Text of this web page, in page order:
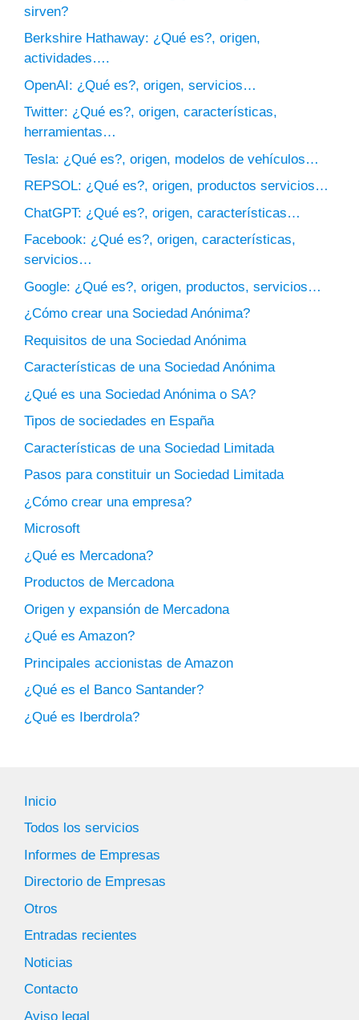
sirven?
Berkshire Hathaway: ¿Qué es?, origen,
actividades….
OpenAI: ¿Qué es?, origen, servicios…
Twitter: ¿Qué es?, origen, características,
herramientas…
Tesla: ¿Qué es?, origen, modelos de vehículos…
REPSOL: ¿Qué es?, origen, productos servicios…
ChatGPT: ¿Qué es?, origen, características…
Facebook: ¿Qué es?, origen, características,
servicios…
Google: ¿Qué es?, origen, productos, servicios…
¿Cómo crear una Sociedad Anónima?
Requisitos de una Sociedad Anónima
Características de una Sociedad Anónima
¿Qué es una Sociedad Anónima o SA?
Tipos de sociedades en España
Características de una Sociedad Limitada
Pasos para constituir un Sociedad Limitada
¿Cómo crear una empresa?
Microsoft
¿Qué es Mercadona?
Productos de Mercadona
Origen y expansión de Mercadona
¿Qué es Amazon?
Principales accionistas de Amazon
¿Qué es el Banco Santander?
¿Qué es Iberdrola?
Inicio
Todos los servicios
Informes de Empresas
Directorio de Empresas
Otros
Entradas recientes
Noticias
Contacto
Aviso legal